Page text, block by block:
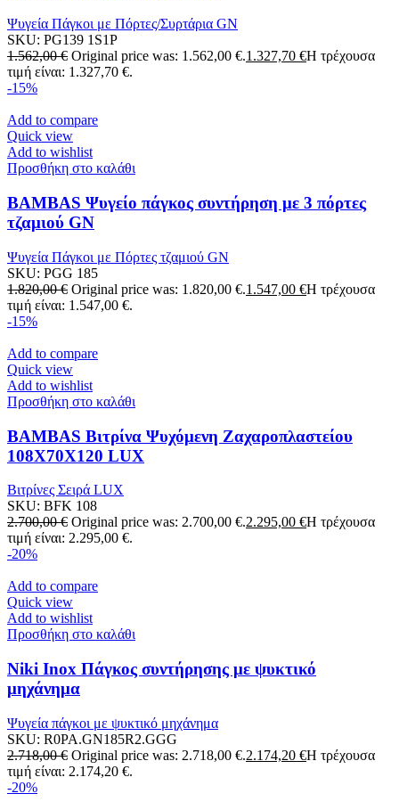
Ψυγεία Πάγκοι με Πόρτες/Συρτάρια GN
SKU: PG139 1S1P
1.562,00€ Original price was: 1.562,00 €.1.327,70 €Η τρέχουσα
τιμή είναι: 1.327,70 €.
-15%
Add to compare
Quick view
Add to wishlist
Προσθήκη στο καλάθι
BAMBAS Ψυγείο πάγκος συντήρηση με 3 πόρτες
τζαμιού GN
Ψυγεία Πάγκοι με Πόρτες τζαμιού GN
SKU: PGG 185
1.820,00€ Original price was: 1.820,00 €.1.547,00 €Η τρέχουσα
τιμή είναι: 1.547,00 €.
-15%
Add to compare
Quick view
Add to wishlist
Προσθήκη στο καλάθι
BAMBAS Βιτρίνα Ψυχόμενη Ζαχαροπλαστείου
108Χ70Χ120 LUX
Βιτρίνες Σειρά LUX
SKU: BFK 108
2.700,00€ Original price was: 2.700,00 €.2.295,00 €Η τρέχουσα
τιμή είναι: 2.295,00 €.
-20%
Add to compare
Quick view
Add to wishlist
Προσθήκη στο καλάθι
Niki Inox Πάγκος συντήρησης με ψυκτικό
μηχάνημα
Ψυγεία πάγκοι με ψυκτικό μηχάνημα
SKU: R0PA.GN185R2.GGG
2.718,00€ Original price was: 2.718,00 €.2.174,20 €Η τρέχουσα
τιμή είναι: 2.174,20 €.
-20%